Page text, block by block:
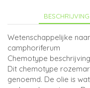
BESCHRIJVING
Wetenschappelijke
camphoriferum
Chemotype beschrijving
Dit chemotype
genoemd. De olie is